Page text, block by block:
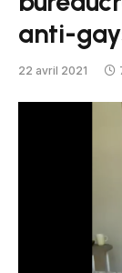
anti-
22 avril 2021